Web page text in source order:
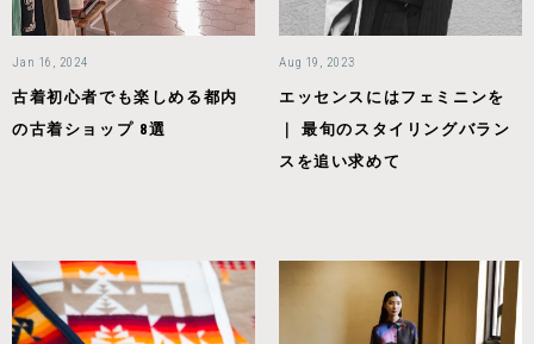
Jan 16, 2024
古着初心者でも楽しめる都内
の古着ショップ 8選
Aug 19, 2023
エッセンスにはフェミニンを
｜ 最旬のスタイリングバラン
スを追い求めて